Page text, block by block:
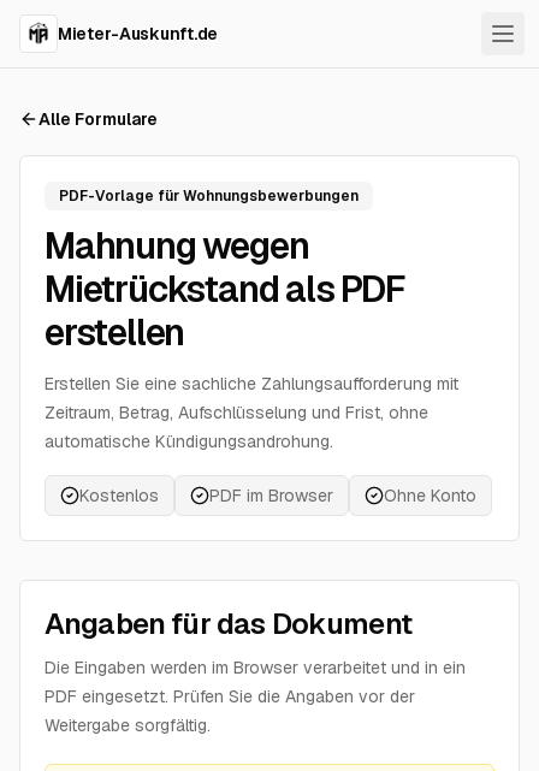
Direkt zum Inhalt springen
Mieter-Auskunft.de
Alle Formulare
PDF-Vorlage für Wohnungsbewerbungen
Mahnung wegen
Mietrückstand als PDF
erstellen
Erstellen Sie eine sachliche Zahlungsaufforderung mit
Zeitraum, Betrag, Aufschlüsselung und Frist, ohne
automatische Kündigungsandrohung.
Kostenlos PDF im Browser Ohne Konto
Angaben für das Dokument
Die Eingaben werden im Browser verarbeitet und in ein
PDF eingesetzt. Prüfen Sie die Angaben vor der
Weitergabe sorgfältig.